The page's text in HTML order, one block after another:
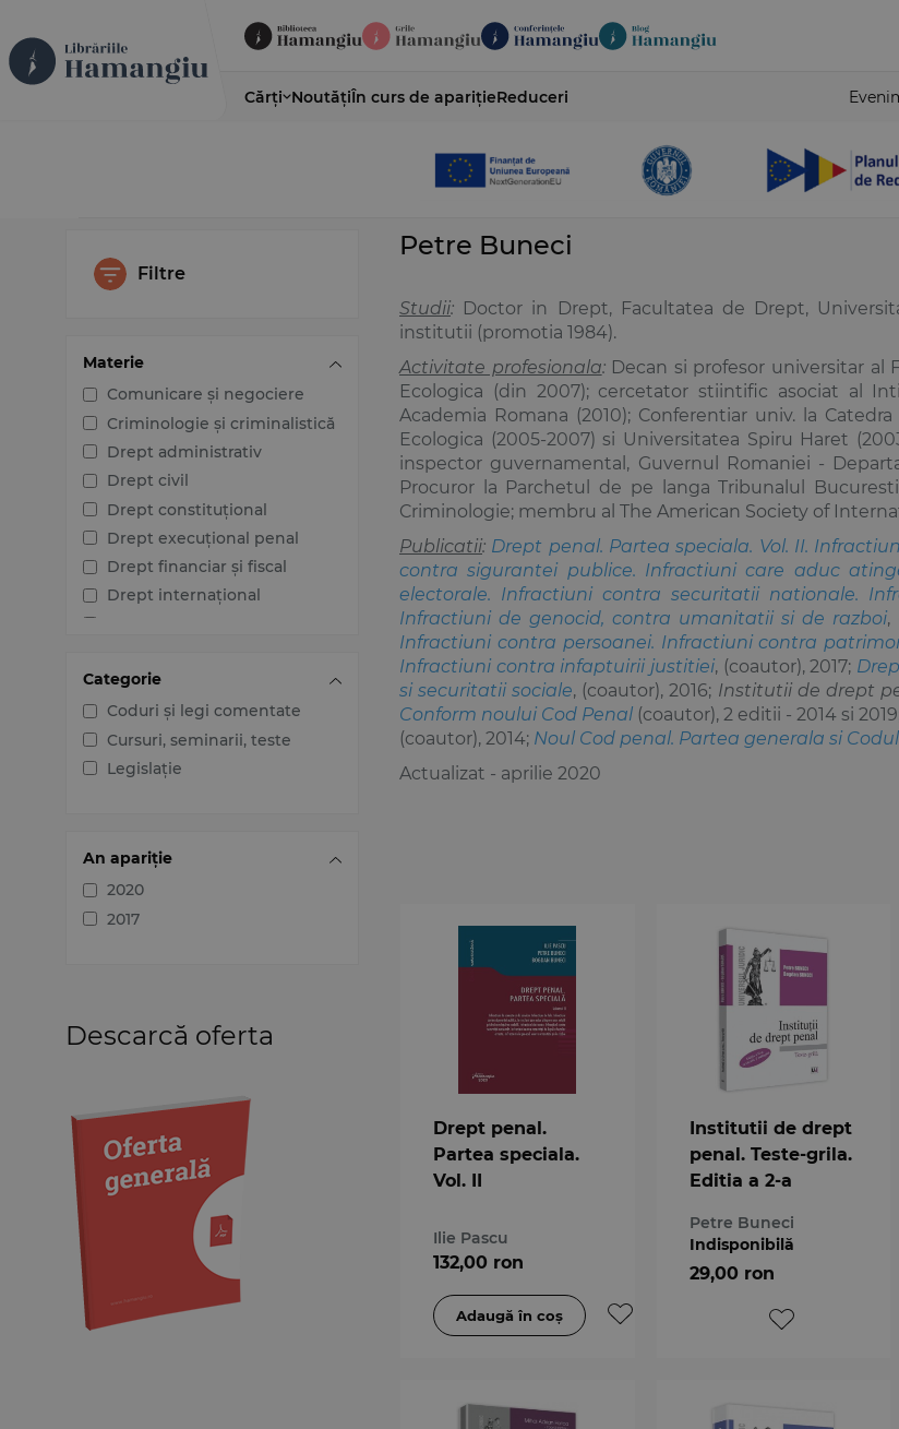
Cărți NoutățiÎn curs de aparițieReduceri
Filtre
Materie
Comunicare și negociere
Criminologie și criminalistică
Drept administrativ
Drept civil
Drept constituțional
Drept execuțional penal
Drept financiar și fiscal
Drept internațional
Drept procesual penal
Dreptul afacerilor
Dreptul familiei
Dreptul mediului
Dreptul noilor tehnologii
intelectuale
Dreptul Uniunii Europene
Organizarea profesiilor
Psihologie
Teoria generală a dreptului
Variae
Categorie
Coduri și legi comentate
Cursuri, seminarii, teste
Legislație
An apariție
2020
2017
Descarcă oferta
Petre Buneci
Studii: Doctor in Drept, Facultatea de Drept,
institutii (promotia 1984).
Activitate profesionala:Decan si profesor universitar al
Ecologica (din 2007); cercetator stiintific asociat al
Academia Romana (2010); Conferentiar univ. la
Ecologica (2005-2007) si Universitatea Spiru Haret
inspector guvernamental, Guvernul Romaniei -
Procuror la Parchetul de pe langa Tribunalul
Criminologie; membru al The American Society of
Publicatii: Drept penal. Partea speciala. Vol. II.
contra sigurantei publice. Infractiuni care aduc
electorale. Infractiuni contra securitatii nationale.
Infractiuni de genocid, contra umanitatii si de razboi,
Infractiuni contra persoanei. Infractiuni contra
Infractiuni contra infaptuirii justitiei, (coautor), 2017;
si securitatii sociale, (coautor), 2016; Institutii de drept
Conform noului Cod Penal (coautor), 2 editii - 2014 si
(coautor), 2014; Noul Cod penal. Partea generala si
Actualizat - aprilie 2020
Drept penal.
Partea speciala.
Vol. II
Ilie Pascu
132,00 ron
Institutii de drept
penal. Teste-grila.
Editia a 2-a
Petre Buneci
Indisponibilă
29,00 ron